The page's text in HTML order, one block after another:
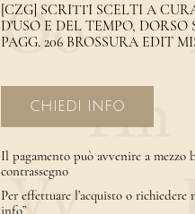
[CZG] SCRITTI SCELTI A
D'USO E DEL TEMPO,
PAGG. 206 BROSSURA EDIT
CHIEDI INFO
Il pagamento può avvenire a mezzo
contrassegno
Per effettuare l’acquisto o
info”